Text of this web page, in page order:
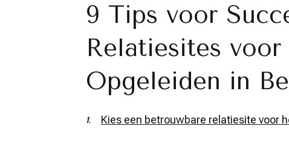
9 Tips voor
Relatiesites
Opgeleiden in
Kies een betrouwbare relatiesite voor